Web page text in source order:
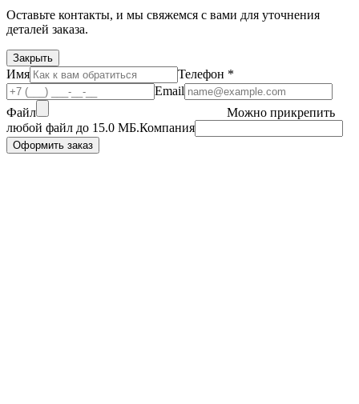
Оставьте контакты, и мы свяжемся с вами для уточнения
деталей заказа.
Закрыть
Имя Телефон *
Email
Файл
Можно прикрепить
любой файл до 15.0 МБ.Компания
Оформить заказ